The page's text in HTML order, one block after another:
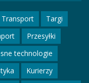
Transport
Targi
Przesyłki
technologie
Kurierzy